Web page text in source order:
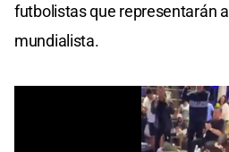
futbolistas que representarán a
mundialista.